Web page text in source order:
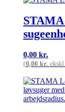
0,00 kr.
(0,00 kr.